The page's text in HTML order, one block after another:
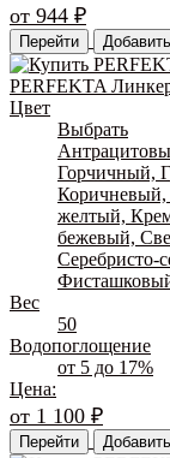
от 944 ₽
Перейти
PERFEKTA
Цвет
Выбрать
Горчичный,
желтый,
бежевый,
Серебристо-
Вес
50
Водопоглощение
от 5 до 17%
Цена:
от 1 100 ₽
Перейти